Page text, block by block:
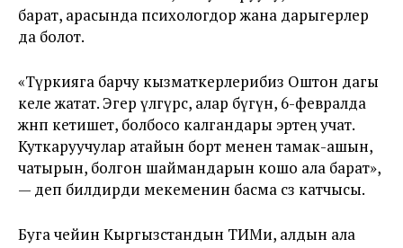
барат, арасында психологдор жана дарыгерлер
да болот.
«Түркияга барчу кызматкерлерибиз Оштон дагы
келе жатат. Эгер үлгүрсө, алар бүгүн, 6-февралда
жөнөп кетишет, болбосо калгандары эртең учат.
Куткаруучулар атайын борт менен тамак-ашын,
чатырын, болгон шаймандарын кошо ала барат»,
— деп билдирди мекеменин басма сөз катчысы.
Буга чейин Кыргызстандын ТИМи, алдын ала